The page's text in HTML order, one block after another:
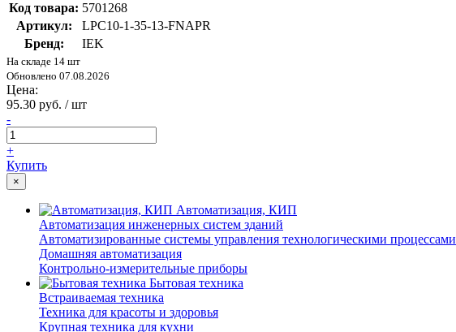
Код товара: 5701268
Артикул:
LPC10-1-35-13-FNAPR
Бренд:
IEK
На складе 14 шт
Обновлено 07.08.2026
Цена:
95.30 руб. / шт
-
+
Купить
×
Автоматизация, КИП
Автоматизация инженерных систем зданий
Автоматизированные системы управления технологическими процессами
Домашняя автоматизация
Контрольно-измерительные приборы
Бытовая техника
Встраиваемая техника
Техника для красоты и здоровья
Крупная техника для кухни